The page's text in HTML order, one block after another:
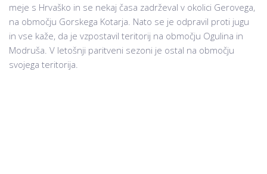
meje s Hrvaško in se nekaj časa zadrževal v okolici Gerovega,
na območju Gorskega Kotarja. Nato se je odpravil proti jugu
in vse kaže, da je vzpostavil teritorij na območju Ogulina in
Modruša. V letošnji paritveni sezoni je ostal na območju
svojega teritorija.